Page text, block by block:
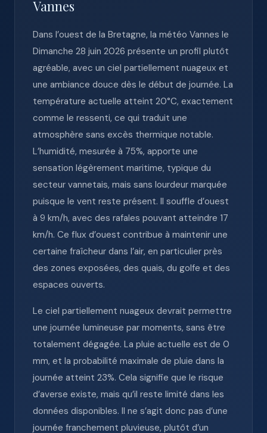
Vannes
Dans l’ouest de la Bretagne, la météo Vannes le
Dimanche 28 juin 2026 présente un profil plutôt
agréable, avec un ciel partiellement nuageux et
une ambiance douce dès le début de journée. La
température actuelle atteint 20°C, exactement
comme le ressenti, ce qui traduit une
atmosphère sans excès thermique notable.
L’humidité, mesurée à 75%, apporte une
sensation légèrement maritime, typique du
secteur vannetais, mais sans lourdeur marquée
puisque le vent reste présent. Il souffle d’ouest
à 9 km/h, avec des rafales pouvant atteindre 17
km/h. Ce flux d’ouest contribue à maintenir une
certaine fraîcheur dans l’air, en particulier près
des zones exposées, des quais, du golfe et des
espaces ouverts.
Le ciel partiellement nuageux devrait permettre
une journée lumineuse par moments, sans être
totalement dégagée. La pluie actuelle est de 0
mm, et la probabilité maximale de pluie dans la
journée atteint 23%. Cela signifie que le risque
d’averse existe, mais qu’il reste limité dans les
données disponibles. Il ne s’agit donc pas d’une
journée franchement pluvieuse, plutôt d’un